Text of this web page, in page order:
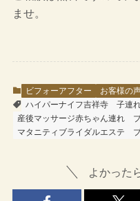
ませ。
ビフォーアフター お客様の
ハイパーナイフ吉祥寺
子連
産後マッサージ赤ちゃん連れ
マタニティブライダルエステ
よかった